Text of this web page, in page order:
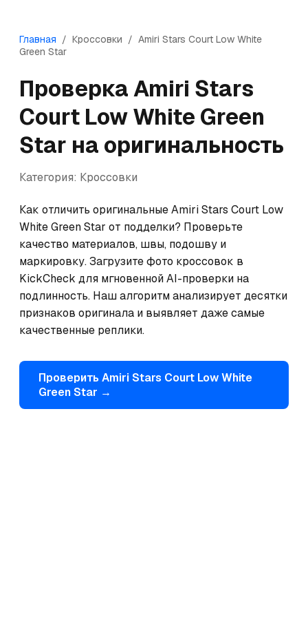
Главная / Кроссовки / Amiri Stars Court Low White
Green Star
ПроверкаAmiri Stars
Court Low White Green
Star на оригинальность
Категория: Кроссовки
Как отличить оригинальные Amiri Stars Court Low
White Green Star от подделки? Проверьте
качество материалов, швы, подошву и
маркировку. Загрузите фото кроссовок в
KickCheck для мгновенной AI-проверки на
подлинность. Наш алгоритм анализирует десятки
признаков оригинала и выявляет даже самые
качественные реплики.
Проверить AmiriStars Court Low White
Green Star →